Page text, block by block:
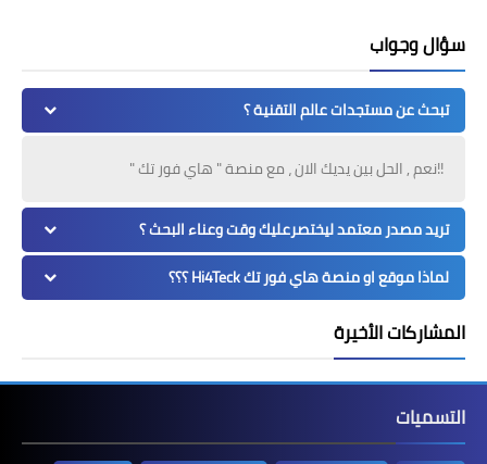
سؤال وجواب
تبحث عن مستجدات عالم التقنية ؟
!!نعم , الحل بين يديك الان ، مع منصة " هاي فور تك "
تريد مصدر معتمد ليختصرعليك وقت وعناء البحث ؟
لماذا موقع او منصة هاي فور تك Hi4Teck ؟؟؟
المشاركات الأخيرة
التسميات